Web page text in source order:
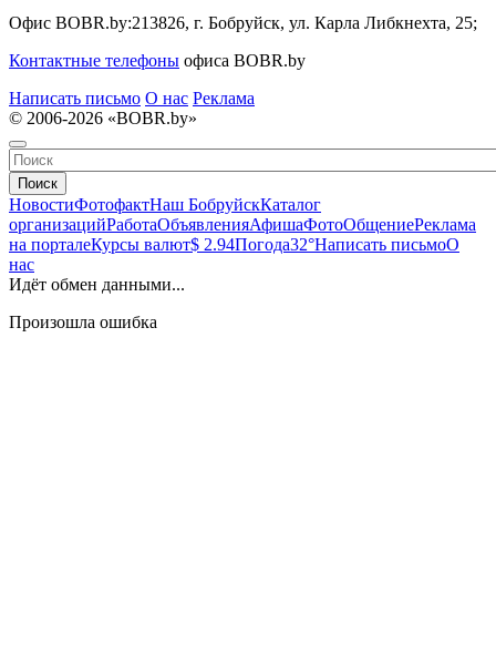
Офис BOBR.by:213826, г. Бобруйск, ул. Карла Либкнехта, 25;
Контактные телефоны офиса BOBR.by
Написать письмо О нас Реклама
© 2006-2026 «BOBR.by»
Поиск
НовостиФотофактНаш БобруйскКаталог
организацийРаботаОбъявленияАфишаФотоОбщениеРеклама
на порталеКурсы валют$ 2.94Погода32°Написать письмоО
нас
Идёт обмен данными...
Произошла ошибка